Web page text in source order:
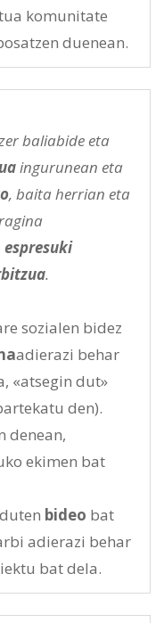
komunitate
duenean.
baliabide eta
ingurunean eta
, baita herrian eta
espresuki
.
sozialen bidez
adierazi behar
«atsegin dut»
den).
denean,
ekimen bat
bideo bat
adierazi behar
bat dela.